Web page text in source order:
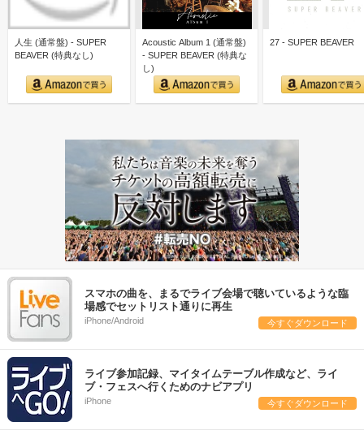
人生 (通常盤) - SUPER
BEAVER (特典なし)
Acoustic Album 1 (通常盤)
- SUPER BEAVER (特典な
し)
27 - SUPER BEAVER
スマホの曲を、まるでライブ会場で聴いているような臨
場感でセットリスト通りに再生
iPhone/Android 今すぐダウンロード
ライブ参加記録、マイタイムテーブル作成など、ライ
ブ・フェスへ行くためのナビアプリ
iPhone 今すぐダウンロード